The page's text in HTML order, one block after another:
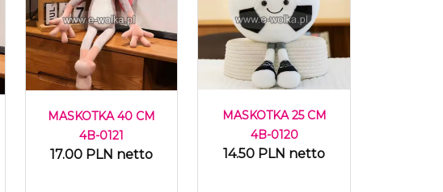
MASKOTKA 40 CM
4B-0121
17.00 PLN netto
MASKOTKA 25 CM
4B-0120
14.50 PLN netto